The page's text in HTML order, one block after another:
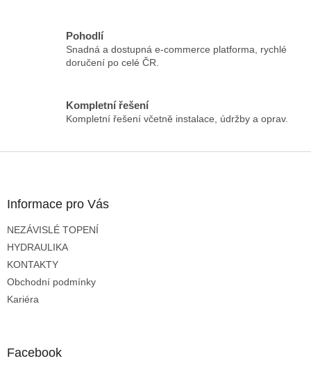
p
r
ý
i
Pohodlí
Snadná a dostupná e-commerce platforma, rychlé
doručení po celé ČR.
Kompletní řešení
Kompletní řešení včetně instalace, údržby a oprav.
Informace pro Vás
NEZÁVISLÉ TOPENÍ
HYDRAULIKA
KONTAKTY
Obchodní podmínky
Kariéra
Facebook